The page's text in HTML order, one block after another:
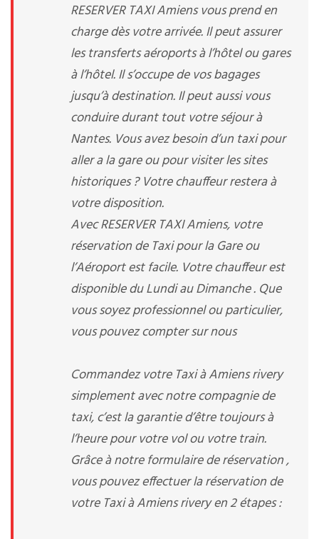
RESERVER TAXI Amiens vous prend en
charge dès votre arrivée. Il peut assurer
les transferts aéroports à l’hôtel ou gares
à l’hôtel. Il s’occupe de vos bagages
jusqu’à destination. Il peut aussi vous
conduire durant tout votre séjour à
Nantes. Vous avez besoin d’un taxi pour
aller a la gare ou pour visiter les sites
historiques ? Votre chauffeur restera à
votre disposition.
Avec RESERVER TAXI Amiens, votre
réservation de Taxi pour la Gare ou
l’Aéroport est facile. Votre chauffeur est
disponible du Lundi au Dimanche . Que
vous soyez professionnel ou particulier,
vous pouvez compter sur nous
Commandez votre Taxi à Amiens rivery
simplement avec notre compagnie de
taxi, c’est la garantie d’être toujours à
l’heure pour votre vol ou votre train.
Grâce à notre formulaire de réservation ,
vous pouvez effectuer la réservation de
votre Taxi à Amiens rivery en 2 étapes :